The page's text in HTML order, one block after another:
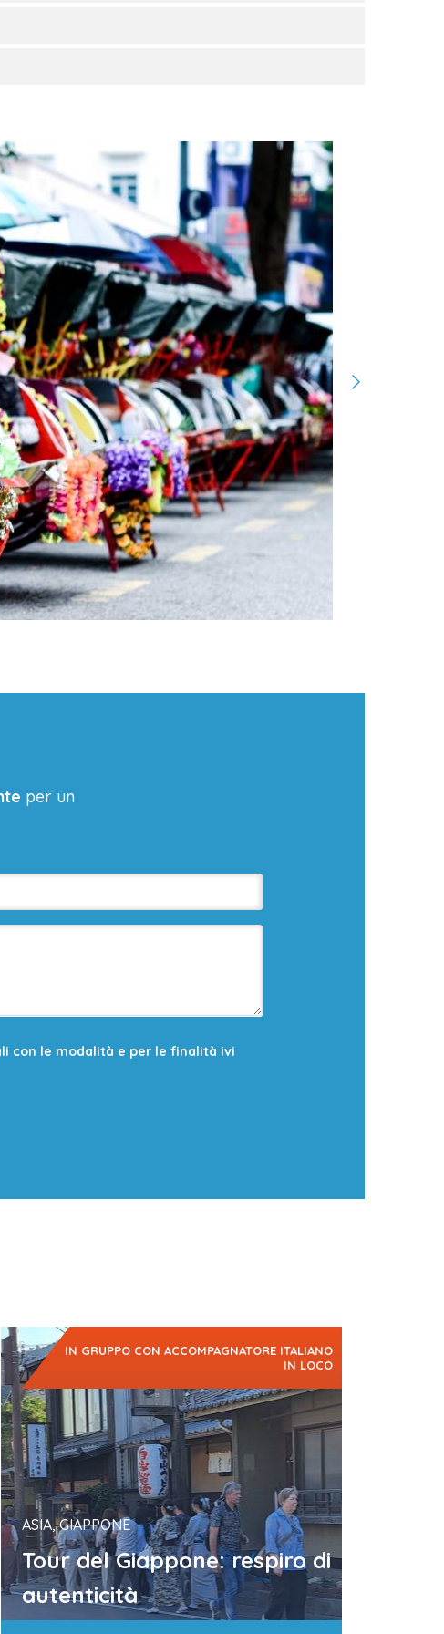
per un
con le modalità e per le finalità ivi
IN GRUPPO CON ACCOMPAGNATORE ITALIANO
IN LOCO
ASIA, GIAPPONE
Tour del Giappone: respiro di
autenticità
Un Giappone da esplorare come un locale
Piccolo gruppo, mezzi pubblici,…